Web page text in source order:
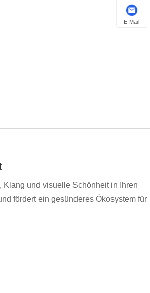
Klang und visuelle Schönheit in Ihren
fördert ein gesünderes Ökosystem für
E-Mail